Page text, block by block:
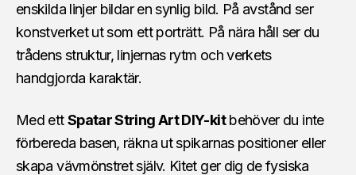
enskilda linjer bildar en synlig bild. På avstånd ser
konstverket ut som ett porträtt. På nära håll ser du
trådens struktur, linjernas rytm och verkets
handgjorda karaktär.
Med ettSpatar String Art DIY-kitbehöver du inte
förbereda basen, räkna ut spikarnas positioner eller
skapa vävmönstret själv. Kitet ger dig de fysiska